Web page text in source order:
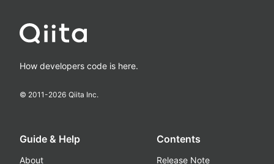
How developers code is here.
© 2011-2026 Qiita Inc.
Guide & Help
About
Contents
Release Note